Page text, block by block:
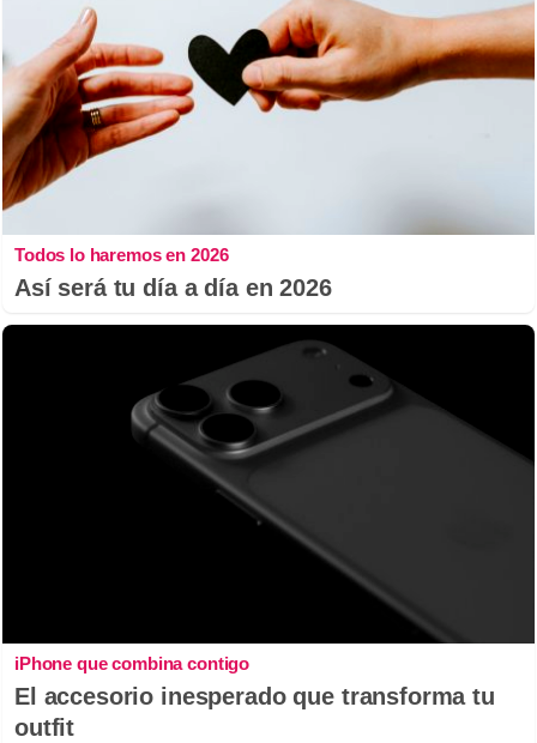
Todos lo haremos en 2026
Así será tu día a día en 2026
iPhone que combina contigo
El accesorio inesperado que transforma tu
outfit